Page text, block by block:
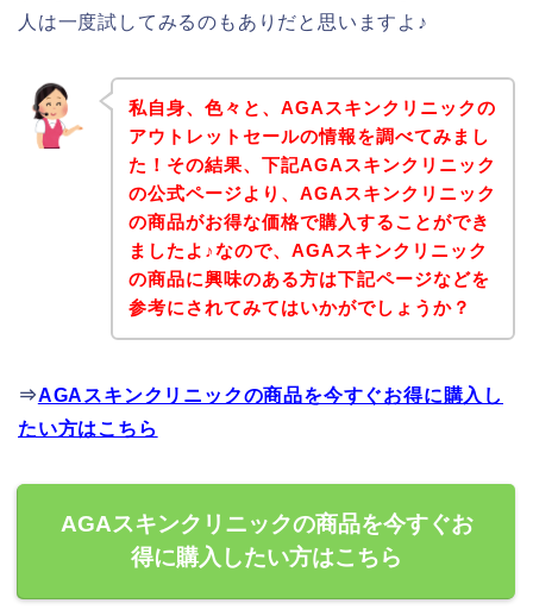
人は一度試してみるのもありだと思いますよ♪
私自身、色々と、AGAスキンクリニックの
アウトレットセールの情報を調べてみまし
た！その結果、下記AGAスキンクリニック
の公式ページより、AGAスキンクリニック
の商品がお得な価格で購入することができ
ましたよ♪なので、AGAスキンクリニック
の商品に興味のある方は下記ページなどを
参考にされてみてはいかがでしょうか？
⇒AGAスキンクリニックの商品を今すぐお得に購入し
たい方はこちら
AGAスキンクリニックの商品を今すぐお
得に購入したい方はこちら